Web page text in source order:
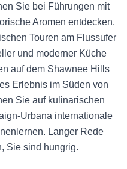
Sie bei Führungen mit
Aromen entdecken.
Touren am Flussufer
und moderner Küche
auf dem Shawnee Hills
Erlebnis im Süden von
Sie auf kulinarischen
Urbana internationale
Langer Rede
Sie sind hungrig.